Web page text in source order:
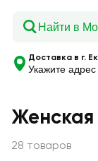
Доставка в г.
Укажите адрес
Женская
28 товаров